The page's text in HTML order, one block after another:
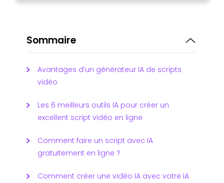
Sommaire
Avantages d’un générateur IA de scripts
vidéo
Les 6 meilleurs outils IA pour créer un
excellent script vidéo en ligne
Comment faire un script avec IA
gratuitement en ligne ?
Comment créer une vidéo IA avec votre IA